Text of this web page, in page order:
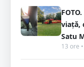
viață,
Satu
13 ore